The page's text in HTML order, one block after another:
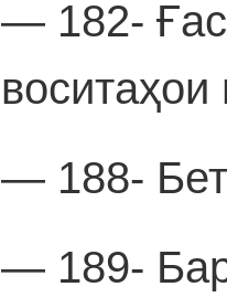
— 182-
воситаҳои
— 188-
— 189-